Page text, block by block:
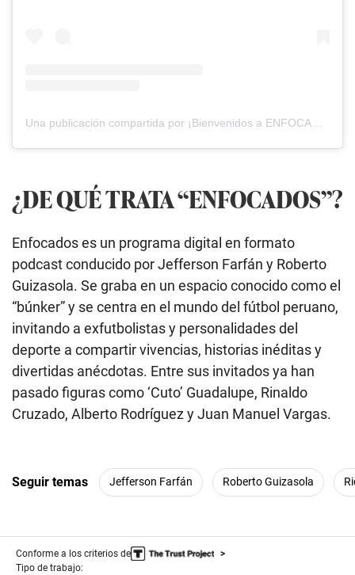
¿DE QUÉ TRATA “ENFOCADOS”?
Enfocados es un programa digital en formato
podcast conducido por Jefferson Farfán y Roberto
Guizasola. Se graba en un espacio conocido como el
“búnker” y se centra en el mundo del fútbol peruano,
invitando a exfutbolistas y personalidades del
deporte a compartir vivencias, historias inéditas y
divertidas anécdotas. Entre sus invitados ya han
pasado figuras como ‘Cuto’ Guadalupe, Rinaldo
Cruzado, Alberto Rodríguez y Juan Manuel Vargas.
Seguir temas Jefferson Farfán Roberto Guizasola
Conforme a los criterios de
Tipo de trabajo: